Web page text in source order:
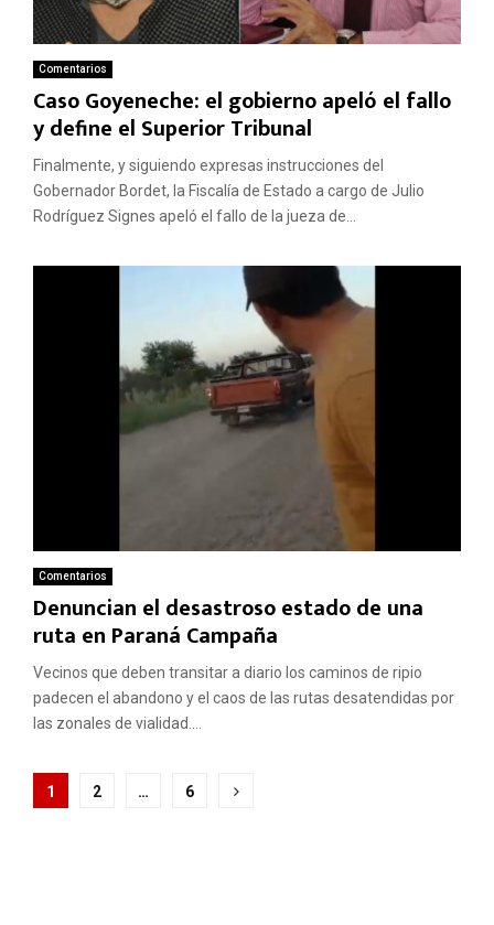
Comentarios
Caso Goyeneche: el gobierno apeló el fallo
y define el Superior Tribunal
Finalmente, y siguiendo expresas instrucciones del
Gobernador Bordet, la Fiscalía de Estado a cargo de Julio
Rodríguez Signes apeló el fallo de la jueza de...
Comentarios
Denuncian el desastroso estado de una
ruta en Paraná Campaña
Vecinos que deben transitar a diario los caminos de ripio
padecen el abandono y el caos de las rutas desatendidas por
las zonales de vialidad....
Paginación
1 2 … 6